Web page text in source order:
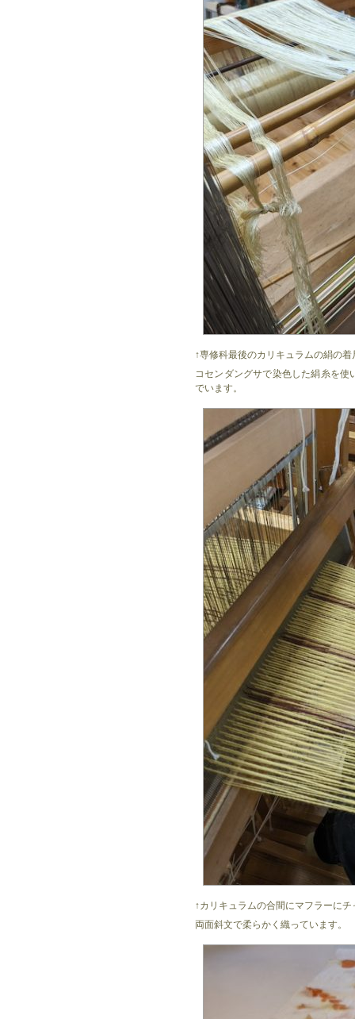
↑専修科最後のカリキュラムの絹の着
コセンダングサで染色した絹糸を
でいます。
↑カリキュラムの合間にマフラーにチ
両面斜文で柔らかく織っています。